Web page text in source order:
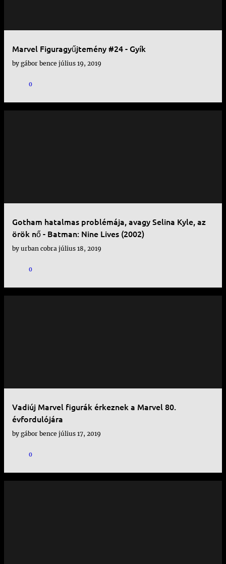
Marvel Figuragyűjtemény #24 - Gyík
by gábor bence július 19, 2019
0
Gotham hatalmas problémája, avagy Selina Kyle, az
örök nő - Batman: Nine Lives (2002)
by urban cobra július 18, 2019
0
Vadiúj Marvel figurák érkeznek a Marvel 80.
évfordulójára
by gábor bence július 17, 2019
0